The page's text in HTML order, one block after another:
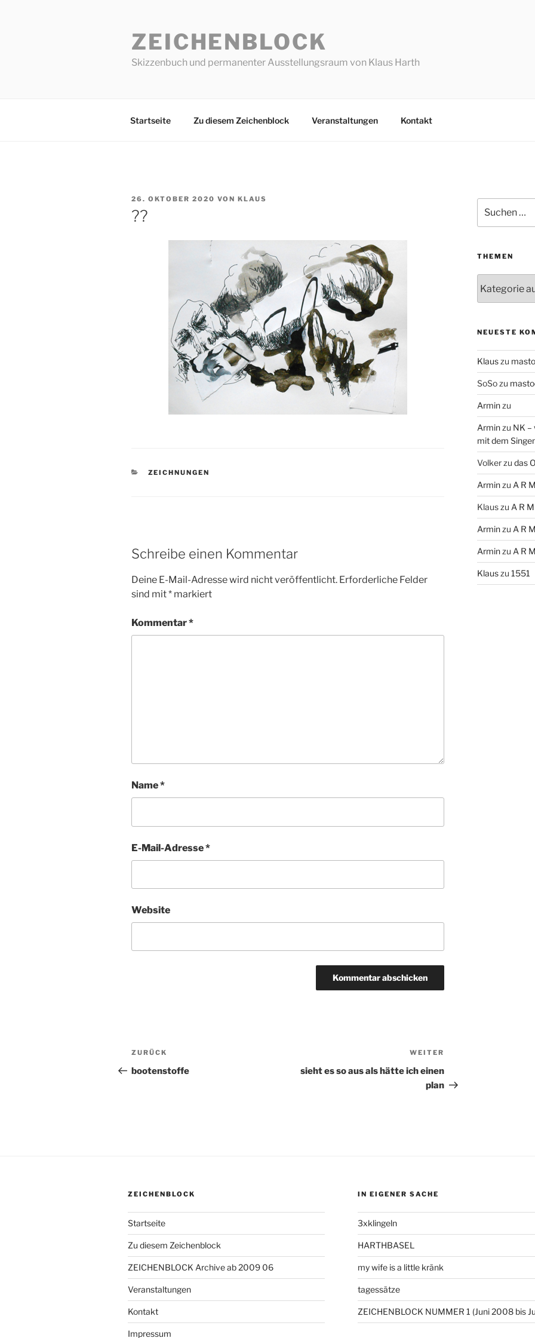
ZEICHENBLOCK
Skizzenbuch und permanenter Ausstellungsraum von Klaus Harth
Startseite Zu diesem Zeichenblock Veranstaltungen Kontakt
VERÖFFENTLICHT
AM
26. OKTOBER 2020 VON KLAUS
??
KATEGORIEN
ZEICHNUNGEN
Schreibe einen Kommentar
Deine E-Mail-Adresse wird nicht veröffentlicht. Erforderliche Felder
sind mit* markiert
Kommentar*
Name*
E-Mail-Adresse*
Website
Beitragsnavigation
Vorheriger
Beitrag
ZURÜCK
bootenstoffe
WEITER
sieht es so aus als hätte ich einen
plan
nach:
THEMEN
NEUESTE
Klauszu
SoSozu
Arminzu
Arminzu NK –
mit dem
Volkerzu das
Arminzu A R
Klauszu A R
Arminzu A R
Arminzu A R
Klauszu 1551
ZEICHENBLOCK
Startseite
Zu diesem Zeichenblock
ZEICHENBLOCK Archive ab 2009 06
Veranstaltungen
Kontakt
Impressum
IN EIGENER SACHE
3xklingeln
HARTHBASEL
my wife is a little kränk
tagessätze
ZEICHENBLOCK NUMMER 1 (Juni 2008 bis